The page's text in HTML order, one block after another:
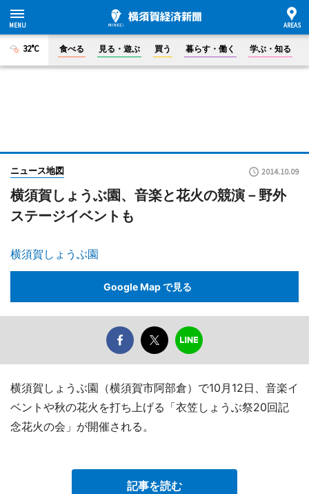
32°C 食べる 見る・遊ぶ 買う 暮らす・働く 学ぶ・知る
ニュース地図 2014.10.09
横須賀しょうぶ園、音楽と花火の競演－野外
ステージイベントも
横須賀しょうぶ園
Google Map で見る
横須賀しょうぶ園（横須賀市阿部倉）で10月12日、音楽イ
ベントや秋の花火を打ち上げる「衣笠しょうぶ祭20回記
念花火の会」が開催される。
記事を読む